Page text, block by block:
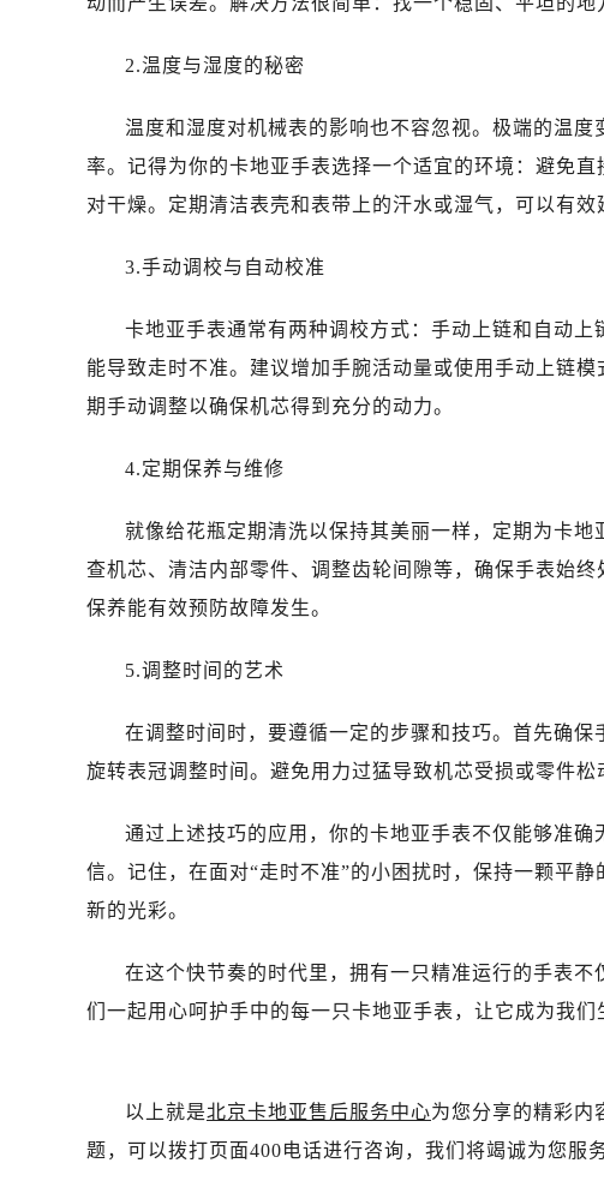
2.温度与湿度的秘密
温度和湿度对机械表的影响也不容忽视。极端的温
率。记得为你的卡地亚手表选择一个适宜的环境：避免
对干燥。定期清洁表壳和表带上的汗水或湿气，可以有效
3.手动调校与自动校准
卡地亚手表通常有两种调校方式：手动上链和自动
能导致走时不准。建议增加手腕活动量或使用手动上链
期手动调整以确保机芯得到充分的动力。
4.定期保养与维修
就像给花瓶定期清洗以保持其美丽一样，定期为卡
查机芯、清洁内部零件、调整齿轮间隙等，确保手表始
保养能有效预防故障发生。
5.调整时间的艺术
在调整时间时，要遵循一定的步骤和技巧。首先确
旋转表冠调整时间。避免用力过猛导致机芯受损或零件松
通过上述技巧的应用，你的卡地亚手表不仅能够准
信。记住，在面对“走时不准”的小困扰时，保持一颗平
新的光彩。
在这个快节奏的时代里，拥有一只精准运行的手表
们一起用心呵护手中的每一只卡地亚手表，让它成为我们
以上就是北京卡地亚售后服务中心为您分享的精彩内
题，可以拨打页面400电话进行咨询，我们将竭诚为您服务